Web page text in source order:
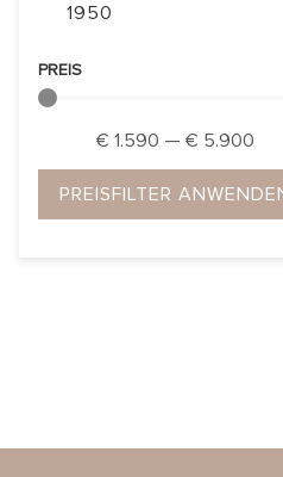
1950
PREIS
€ 1.590 — € 5.900
PREISFILTER